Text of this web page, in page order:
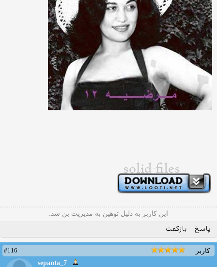
این کاربر به دلیل توهین به مدیریت بن شد.
پاسخ بازگفت
کاربر
#116
sepanta_7